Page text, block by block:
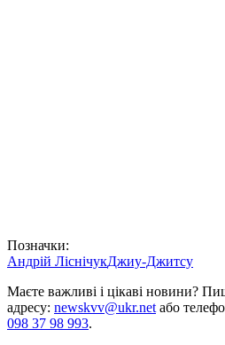
Позначки:
Андрій ЛіснічукДжиу-Джитсу
Маєте важливі і цікаві новини?
адресу: newskvv@ukr.netабо
098 37 98 993.